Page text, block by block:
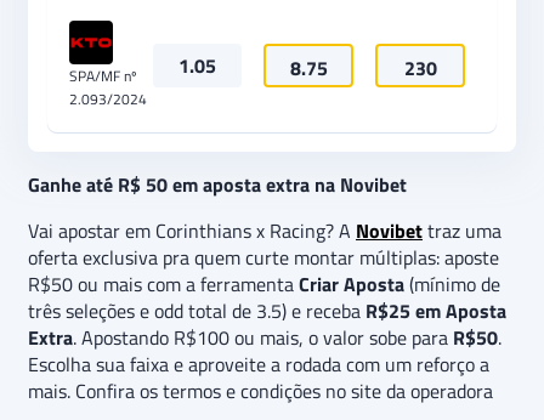
SPA/MF nº
2.093/2024
1.05 8.75 230
Ganhe até R$ 50 em aposta extra na Novibet
Vai apostar em Corinthians x Racing? A Novibettraz uma
oferta exclusiva pra quem curte montar múltiplas: aposte
R$50 ou mais com a ferramentaCriar Aposta(mínimo de
três seleções e odd total de 3.5) e receba R$25 em Aposta
Extra. Apostando R$100 ou mais, o valor sobe para R$50.
Escolha sua faixa e aproveite a rodada com um reforço a
mais. Confira os termos e condições no site da operadora